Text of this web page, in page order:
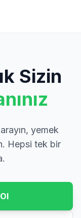
Sizin
yemek
Hepsi tek bir